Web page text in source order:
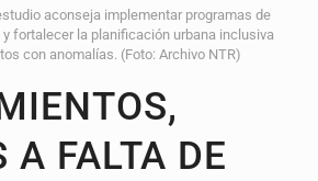
aconseja implementar programas de
fortalecer la planificación urbana inclusiva
con anomalías. (Foto: Archivo NTR)
A FALTA DE